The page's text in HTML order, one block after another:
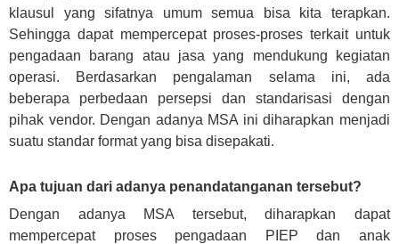
klausul yang sifatnya umum semua bisa kita terapkan.
Sehingga dapat mempercepat proses-proses terkait untuk
pengadaan barang atau jasa yang mendukung kegiatan
operasi. Berdasarkan pengalaman selama ini, ada
beberapa perbedaan persepsi dan standarisasi dengan
pihak vendor. Dengan adanya MSA ini diharapkan menjadi
suatu standar format yang bisa disepakati.
Apa tujuan dari adanya penandatanganan tersebut?
Dengan adanya MSA tersebut, diharapkan dapat
mempercepat proses pengadaan PIEP dan anak